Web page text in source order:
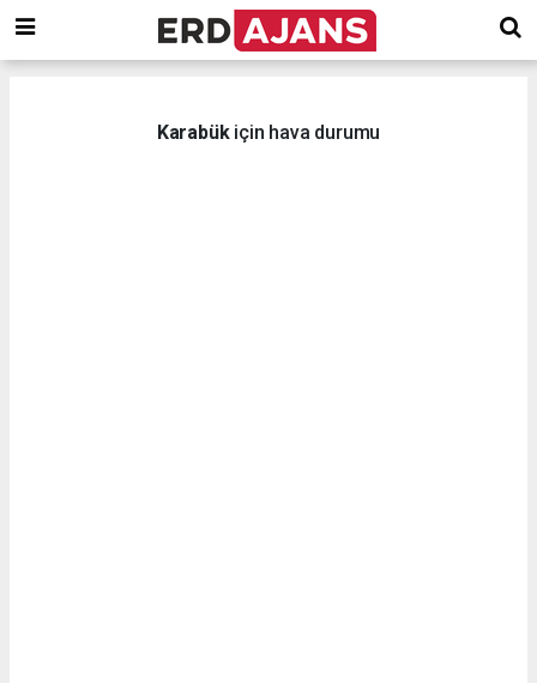
Karabükiçin hava durumu